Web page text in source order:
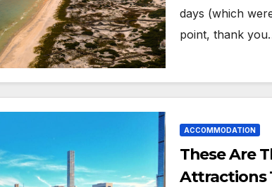
days (which
point, thank
ACCOMMODATION
These Are
Attractions